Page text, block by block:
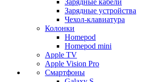
Зарядные кабели
Зарядные устройства
Чехол-клавиатура
Колонки
Homepod
Homepod mini
Apple TV
Apple Vision Pro
Смартфоны